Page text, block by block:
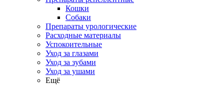
Кошки
Собаки
Препараты урологические
Расходные материалы
Успокоительные
Уход за глазами
Уход за зубами
Уход за ушами
Ещё